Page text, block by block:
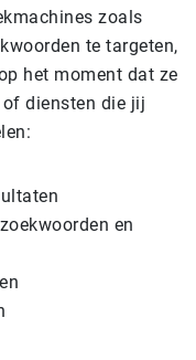
zoals
te targeten,
het moment dat ze
diensten die jij
en